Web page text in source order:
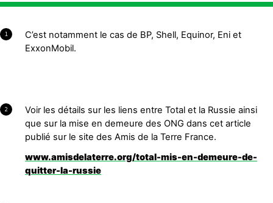
1
C’est notamment le cas de BP, Shell, Equinor, Eni et
ExxonMobil.
2 Voir les détails sur les liens entreTotalet la Russie ainsi
que sur la mise en demeure des ONG dans cet article
publié sur le site des Amis de la Terre France.
www.amisdelaterre.org/total-mis-en-demeure-de-
quitter-la-russie